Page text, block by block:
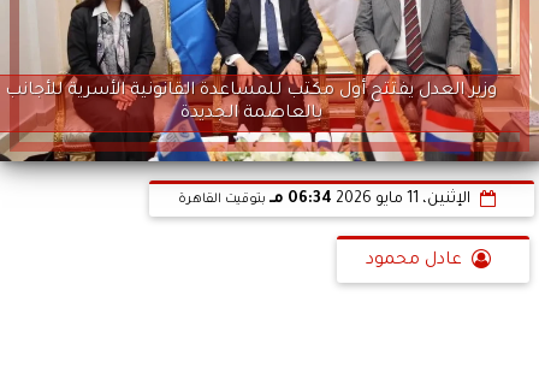
وزير العدل يفتتح أول مكتب للمساعدة القانونية الأسرية للأجانب
بالعاصمة الجديدة
الإثنين، 11 مايو 2026 06:34 مـ بتوقيت القاهرة
عادل محمود